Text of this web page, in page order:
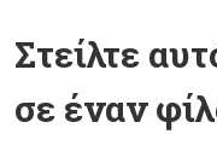
Στείλτε
σε έναν